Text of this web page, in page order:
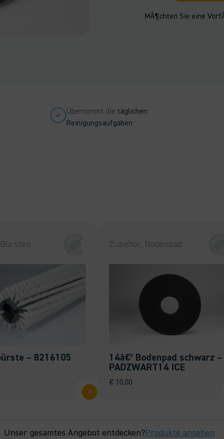
9040019MÃ¶chten Sie eine
Übernimmt die täglichen
Reinigungsaufgaben
– 8216105
Zubehör, Bodenpad
14â€³ Bodenpad schwarz –
PADZWART14 ICE
€ 10,00
Unser gesamtes Angebot entdecken?Produkte ansehen